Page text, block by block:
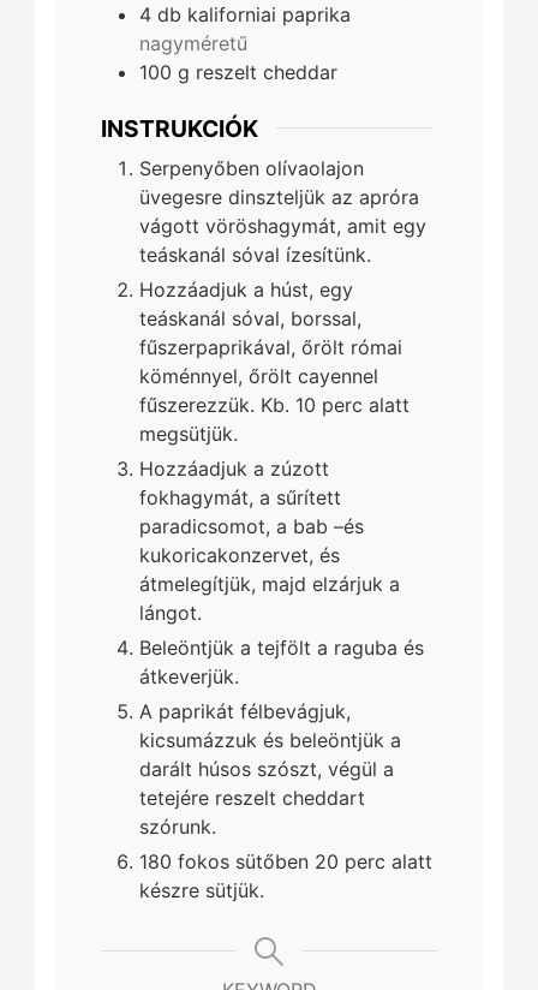
4 db kaliforniai paprika
nagyméretű
100 g reszelt cheddar
INSTRUKCIÓK
Serpenyőben olívaolajon
üvegesre dinszteljük az apróra
vágott vöröshagymát, amit egy
teáskanál sóval ízesítünk.
Hozzáadjuk a húst, egy
teáskanál sóval, borssal,
fűszerpaprikával, őrölt római
köménnyel, őrölt cayennel
fűszerezzük. Kb. 10 perc alatt
megsütjük.
Hozzáadjuk a zúzott
fokhagymát, a sűrített
paradicsomot, a bab –és
kukoricakonzervet, és
átmelegítjük, majd elzárjuk a
lángot.
Beleöntjük a tejfölt a raguba és
átkeverjük.
A paprikát félbevágjuk,
kicsumázzuk és beleöntjük a
darált húsos szószt, végül a
tetejére reszelt cheddart
szórunk.
180 fokos sütőben 20 perc alatt
készre sütjük.